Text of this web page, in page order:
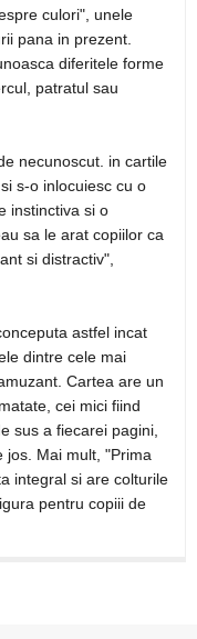
culori", unele
pana in prezent.
diferitele forme
patratul sau
necunoscut. in cartile
s-o inlocuiesc cu o
instinctiva si o
sa le arat copiilor ca
si distractiv",
astfel incat
dintre cele mai
Cartea are un
cei mici fiind
sus a fiecarei pagini,
jos. Mai mult, "Prima
integral si are colturile
pentru copiii de